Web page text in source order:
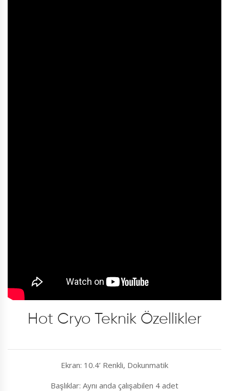
Hot Cryo Teknik Özellikler
Ekran: 10.4’ Renkli, Dokunmatik
Başlıklar: Aynı anda çalışabilen 4 adet